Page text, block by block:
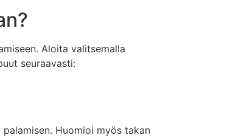
Aloita valitsemalla
seuraavasti:
Huomioi myös takan